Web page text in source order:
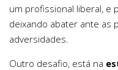
um profissional liberal, e
deixando abater ante as
adversidades.
Outro desafio, está na